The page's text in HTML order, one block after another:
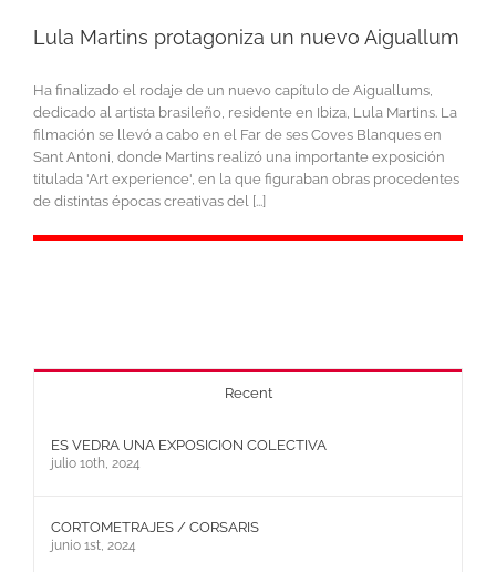
Lula Martins protagoniza un nuevo Aiguallum
Ha finalizado el rodaje de un nuevo capítulo de Aiguallums,
dedicado al artista brasileño, residente en Ibiza, Lula Martins. La
filmación se llevó a cabo en el Far de ses Coves Blanques en
Sant Antoni, donde Martins realizó una importante exposición
titulada 'Art experience', en la que figuraban obras procedentes
de distintas épocas creativas del [...]
Recent
ES VEDRA UNA EXPOSICION COLECTIVA
julio 10th, 2024
CORTOMETRAJES / CORSARIS
junio 1st, 2024